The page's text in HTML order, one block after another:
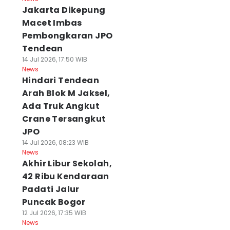
Jakarta Dikepung
Macet Imbas
Pembongkaran JPO
Tendean
14 Jul 2026, 17:50 WIB
News
Hindari Tendean
Arah Blok M Jaksel,
Ada Truk Angkut
Crane Tersangkut
JPO
14 Jul 2026, 08:23 WIB
News
Akhir Libur Sekolah,
42 Ribu Kendaraan
Padati Jalur
Puncak Bogor
12 Jul 2026, 17:35 WIB
News